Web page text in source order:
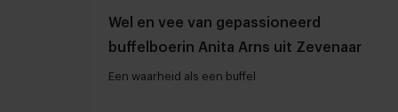
Wel en vee van gepassioneerd
buffelboerin Anita Arns uit Zevenaar
Een waarheid als een buffel